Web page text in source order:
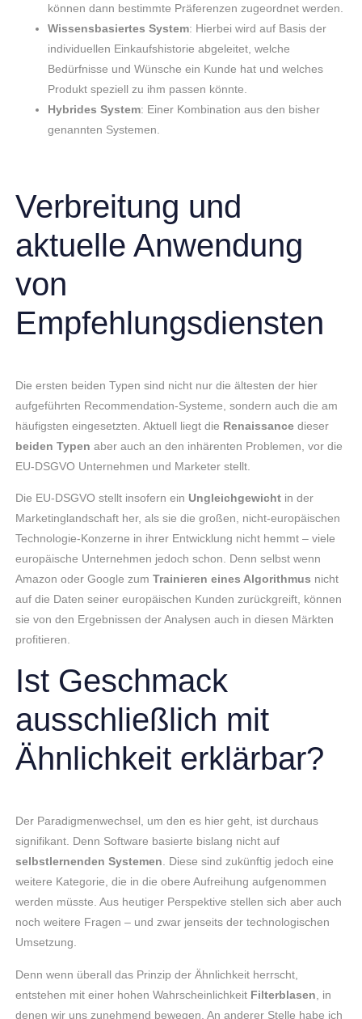
können dann bestimmte Präferenzen zugeordnet werden.
Wissensbasiertes System: Hierbei wird auf Basis der
individuellen Einkaufshistorie abgeleitet, welche
Bedürfnisse und Wünsche ein Kunde hat und welches
Produkt speziell zu ihm passen könnte.
Hybrides System: Einer Kombination aus den bisher
genannten Systemen.
Verbreitung und
aktuelle Anwendung
von
Empfehlungsdiensten
Die ersten beiden Typen sind nicht nur die ältesten der hier
aufgeführten Recommendation-Systeme, sondern auch die am
häufigsten eingesetzten. Aktuell liegt die Renaissancedieser
beiden Typen aber auch an den inhärenten Problemen, vor die
EU-DSGVO Unternehmen und Marketer stellt.
Die EU-DSGVO stellt insofern ein Ungleichgewichtin der
Marketinglandschaft her, als sie die großen, nicht-europäischen
Technologie-Konzerne in ihrer Entwicklung nicht hemmt – viele
europäische Unternehmen jedoch schon. Denn selbst wenn
Amazon oder Google zum Trainieren eines Algorithmus nicht
auf die Daten seiner europäischen Kunden zurückgreift, können
sie von den Ergebnissen der Analysen auch in diesen Märkten
profitieren.
Ist Geschmack
ausschließlich mit
Ähnlichkeit erklärbar?
Der Paradigmenwechsel, um den es hier geht, ist durchaus
signifikant. Denn Software basierte bislang nicht auf
selbstlernenden Systemen. Diese sind zukünftig jedoch eine
weitere Kategorie, die in die obere Aufreihung aufgenommen
werden müsste. Aus heutiger Perspektive stellen sich aber auch
noch weitere Fragen – und zwar jenseits der technologischen
Umsetzung.
Denn wenn überall das Prinzip der Ähnlichkeit herrscht,
entstehen mit einer hohen Wahrscheinlichkeit Filterblasen , in
denen wir uns zunehmend bewegen. An anderer Stelle habe ich